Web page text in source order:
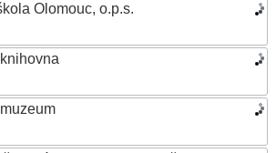
Olomouc, o.p.s.